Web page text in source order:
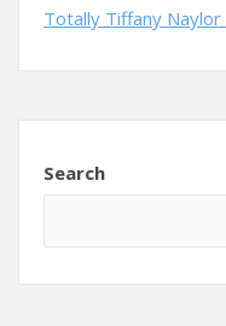
Totally Tiffany
Search